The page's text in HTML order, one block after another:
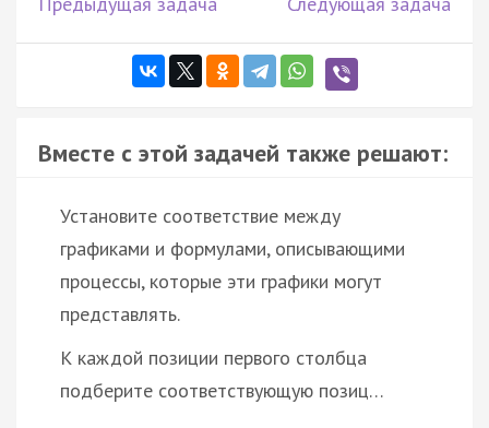
Вместе с этой задачей также решают:
Установите соответствие между
графиками и формулами, описывающими
процессы, которые эти графики могут
представлять.
К каждой позиции первого столбца
подберите соответствующую позиц…